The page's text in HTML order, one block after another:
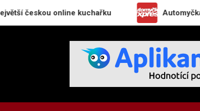
online kuchařku Automyčka Express